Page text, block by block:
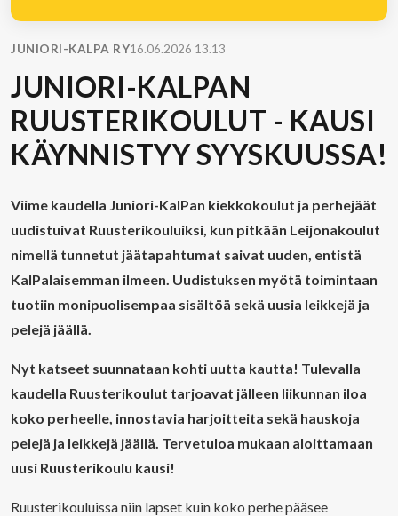
JUNIORI-KALPA RY16.06.2026 13.13
JUNIORI-KALPAN
RUUSTERIKOULUT - KAUSI
KÄYNNISTYY SYYSKUUSSA!
Viime kaudella Juniori-KalPan kiekkokoulut ja perhejäät
uudistuivat Ruusterikouluiksi, kun pitkään Leijonakoulut
nimellä tunnetut jäätapahtumat saivat uuden, entistä
KalPalaisemman ilmeen. Uudistuksen myötä toimintaan
tuotiin monipuolisempaa sisältöä sekä uusia leikkejä ja
pelejä jäällä.
Nyt katseet suunnataan kohti uutta kautta! Tulevalla
kaudella Ruusterikoulut tarjoavat jälleen liikunnan iloa
koko perheelle, innostavia harjoitteita sekä hauskoja
pelejä ja leikkejä jäällä. Tervetuloa mukaan aloittamaan
uusi Ruusterikoulu kausi!
Ruusterikouluissa niin lapset kuin koko perhe pääsee